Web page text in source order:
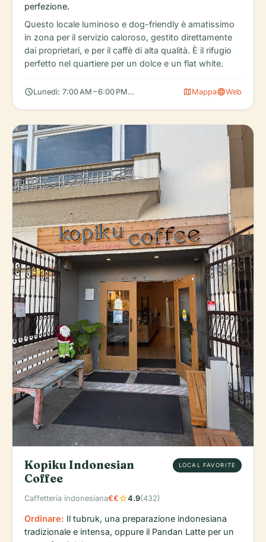
perfezione.
Questo locale luminoso e dog-friendly è amatissimo
in zona per il servizio caloroso, gestito direttamente
dai proprietari, e per il caffè di alta qualità. È il rifugio
perfetto nel quartiere per un dolce e un flat white.
scheduleLunedì: 7:00 AM – 6:00 PM, Martedì: 7:00 AM – 6:00 PM,
mapMappalanguageWeb
Kopiku Indonesian
Coffee
LOCAL FAVORITE
Caffetteria indonesiana€€star4.9(432)
Ordinare: Il tubruk, una preparazione indonesiana
tradizionale e intensa, oppure il Pandan Latte per un